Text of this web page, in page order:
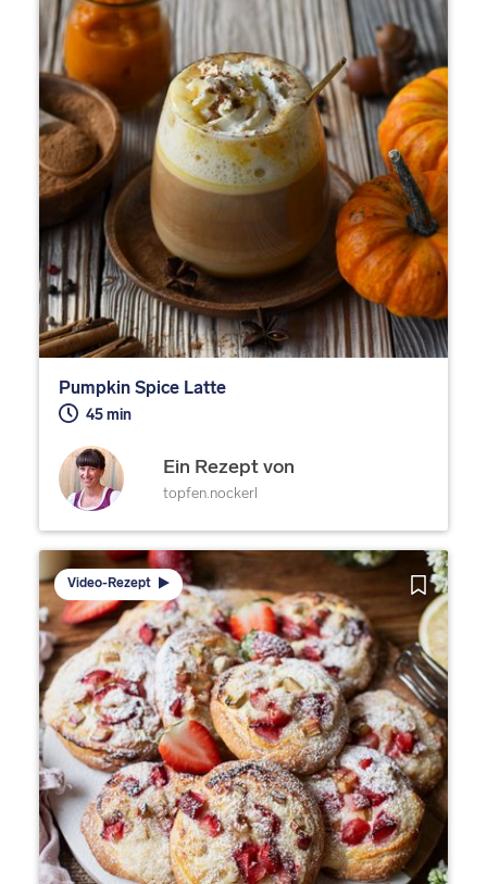
Pumpkin Spice Latte
45 min
Ein Rezept von
topfen.nockerl
Video-Rezept